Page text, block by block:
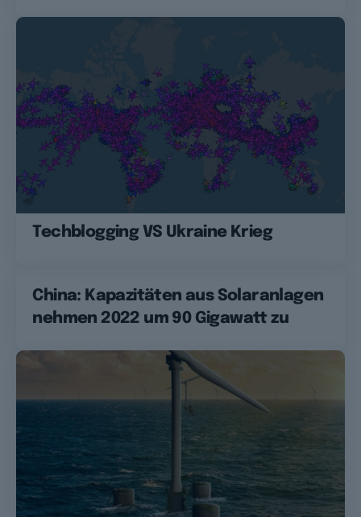
Techblogging VS Ukraine Krieg
China: Kapazitäten aus Solaranlagen
nehmen 2022 um 90 Gigawatt zu